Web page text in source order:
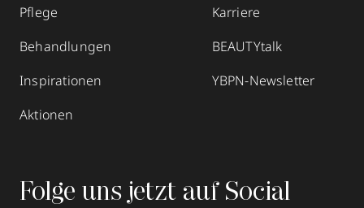
Pflege
Behandlungen
Inspirationen
Aktionen
Karriere
BEAUTYtalk
YBPN-Newsletter
Folge uns jetzt auf Social